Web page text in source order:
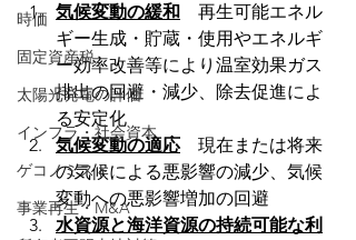
時価
固定資産税
太陽光発電の評価
インフラ・社会資本
ゲコノミスト
事業再生・M&A
気候変動の緩和
再生可能エネル
ギー生成・貯蔵・使用やエネルギ
ー効率改善等により温室効果ガス
排出の回避・減少、除去促進によ
る安定化
気候変動の適応 現在または将来
の気候による悪影響の減少、気候
変動への悪影響増加の回避
水資源と海洋資源の持続可能な利